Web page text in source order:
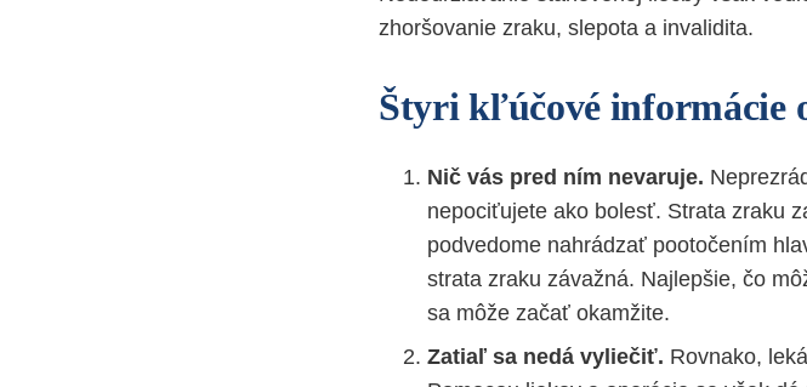
zhoršovanie zraku, slepota a invalidita.
Štyri kľúčové informácie
Nič vás pred ním nevaruje.
nepociťujete ako bolesť. Strata zraku
podvedome nahrádzať pootočením
strata zraku závažná. Najlepšie, čo
sa môže začať okamžite.
Zatiaľ sa nedá vyliečiť. Rovnako,